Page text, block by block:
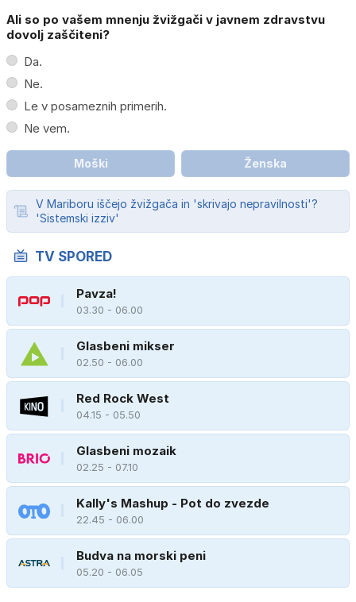
Ali so po vašem mnenju žvižgači v javnem zdravstvu
dovolj zaščiteni?
Da.
Ne.
Le v posameznih primerih.
Ne vem.
Moški Ženska
V Mariboru iščejo žvižgača in 'skrivajo nepravilnosti'?
'Sistemski izziv'
TV SPORED
Pavza!
03.30 - 06.00
Glasbeni mikser
02.50 - 06.00
Red Rock West
04.15 - 05.50
Glasbeni mozaik
02.25 - 07.10
Kally's Mashup - Pot do zvezde
22.45 - 06.00
Budva na morski peni
05.20 - 06.05